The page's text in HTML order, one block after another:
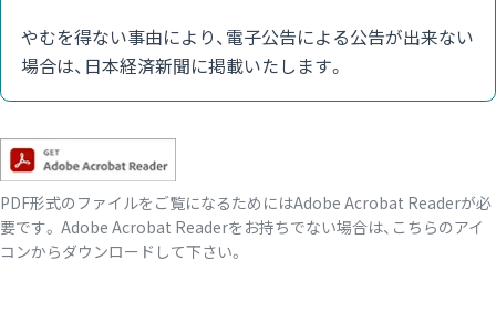
やむを得ない事由により、電子公告による公告が出来ない
場合は、日本経済新聞に掲載いたします。
PDF形式のファイルをご覧になるためにはAdobe Acrobat Readerが必
要です。 Adobe Acrobat Readerをお持ちでない場合は、こちらのアイ
コンからダウンロードして下さい。